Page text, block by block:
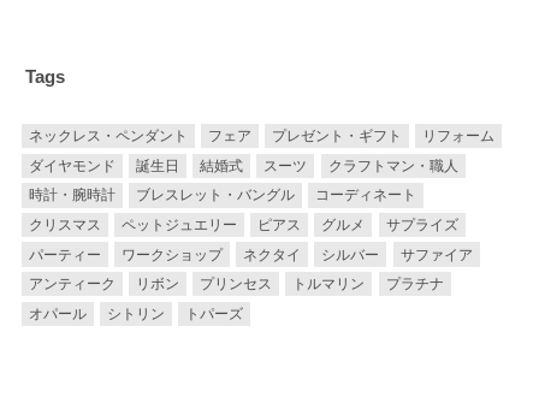
Tags
ネックレス・ペンダント フェア プレゼント・ギフト
リフォーム
ダイヤモンド
誕生日 結婚式 スーツ
クラフトマン・職人
時計・腕時計
ブレスレット・バングル
コーディネート
クリスマス
ペットジュエリー ピアス グルメ
サプライズ
パーティー
ワークショップ ネクタイ シルバー
サファイア
アンティーク
リボン プリンセス トルマリン
プラチナ
オパール
シトリン トパーズ